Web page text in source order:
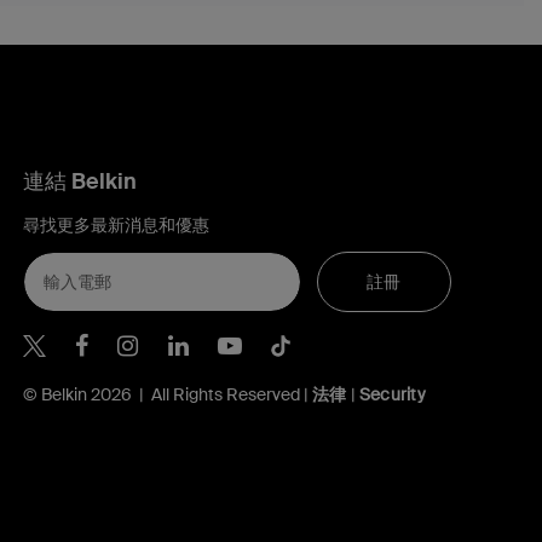
連結 Belkin
尋找更多最新消息和優惠
註冊
Belkin Twitter
Belkin Hong Kong Facebook
Belkin Instagram
Belkin Hong Kong
Belkin Youtube
Belkin TikTok
© Belkin 2026 | All Rights Reserved |法律 | Security